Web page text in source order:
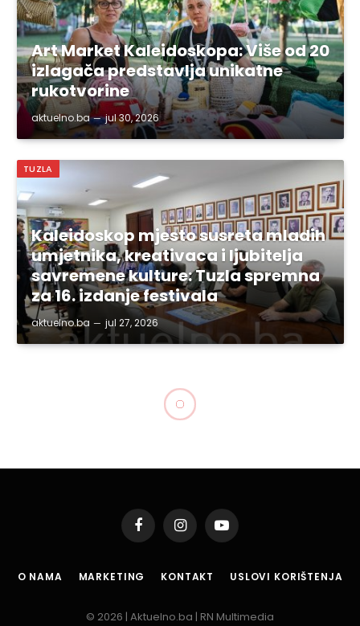
Art Market Kaleidoskopa: Više od 20
izlagača predstavlja unikatne
rukotvorine
aktuelno.ba jul 30, 2026
TUZLA
Kaleidoskop mjesto susreta mladih
umjetnika, kreativaca i ljubitelja
savremene kulture: Tuzla spremna
za 16. izdanje festivala
aktuelno.ba jul 27, 2026
FacebookInstagramYouTube
O NAMA MARKETING KONTAKT USLOVI KORIŠTENJA
© 2026 | Aktuelno.ba | RN Multimedia